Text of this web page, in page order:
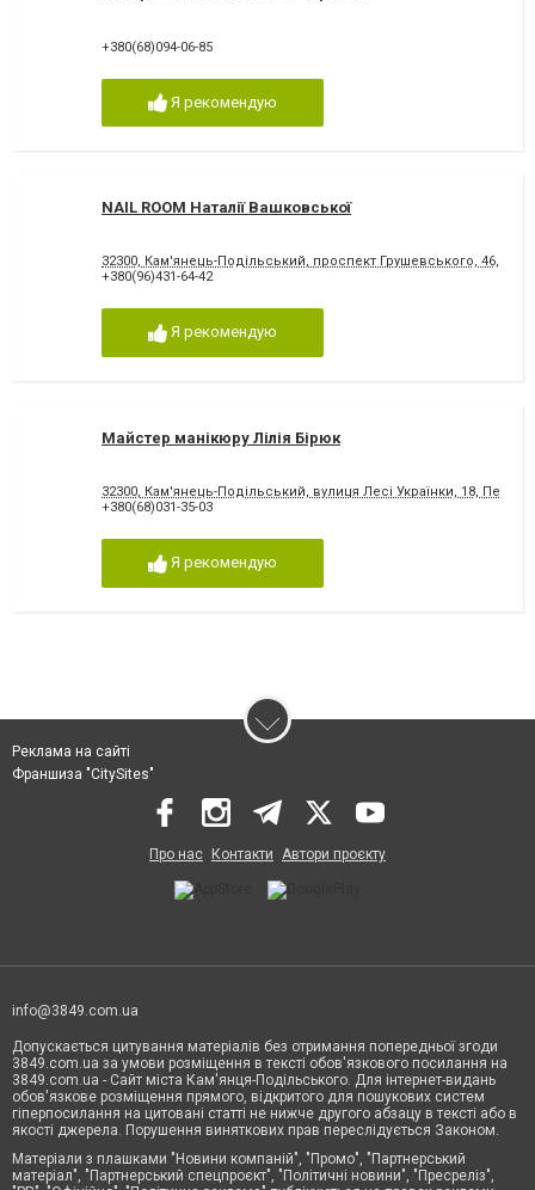
+380(68)094-06-85
Я рекомендую
NAIL ROOM Наталії Вашковської
32300, Кам'янець-Подільський, проспект Грушевського, 46, ОЦ
+380(96)431-64-42
Я рекомендую
Майстер манікюру Лілія Бірюк
32300, Кам'янець-Подільський, вулиця Лесі Українки, 18,
+380(68)031-35-03
Я рекомендую
Реклама на сайті
Франшиза "CitySites"
Про нас Контакти Автори проєкту
info@3849.com.ua
Допускається цитування матеріалів без отримання попередньої згоди
3849.com.ua за умови розміщення в тексті обов'язкового посилання на
3849.com.ua - Сайт міста Кам'янця-Подільського. Для інтернет-видань
обов'язкове розміщення прямого, відкритого для пошукових систем
гіперпосилання на цитовані статті не нижче другого абзацу в тексті або в
якості джерела. Порушення виняткових прав переслідується Законом.
Матеріали з плашками "Новини компаній", "Промо", "Партнерський
матеріал", "Партнерський спецпроєкт", "Політичні новини", "Пресреліз",